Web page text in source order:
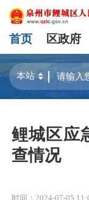
首页 区政府
鲤城区应
查情况
时间：2024-07-05